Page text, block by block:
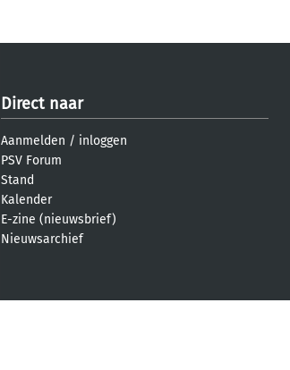
Direct naar
Aanmelden / inloggen
PSV Forum
Stand
Kalender
E-zine (nieuwsbrief)
Nieuwsarchief